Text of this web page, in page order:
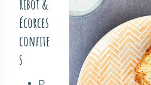
ribot &
écorces
confite
s